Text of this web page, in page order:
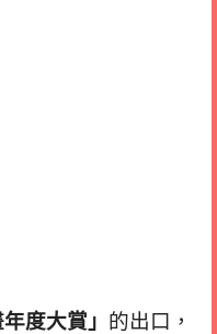
度大賞」 的出口，